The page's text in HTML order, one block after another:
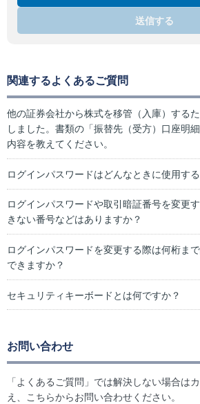
送信する
関連するよくあるご質問
他の証券会社から株式を移管（入庫）する
しました。書類の「振替先（受方）口座明
内容を教えてください。
ログインパスワードはどんなときに使用す
ログインパスワードや取引暗証番号を変更
きない番号などはありますか？
ログインパスワードを変更する際は何桁ま
できますか？
セキュリティキーボードとは何ですか？
お問い合わせ
「よくあるご質問」では解決しない場合は
え、こちらからお問い合わせください。